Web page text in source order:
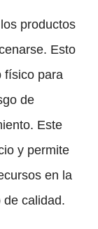
productos
Esto
físico para
de
Este
y permite
en la
de calidad.